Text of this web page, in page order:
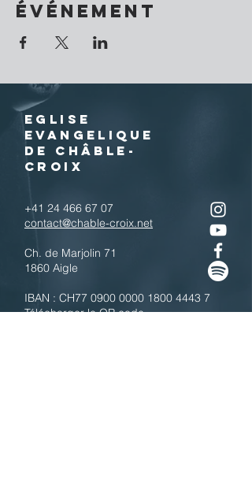
événement
EGLISE
EVANGELIQUE
DE CHÂBLE-
CROIX
+41 24 466 67 07
contact@chable-croix.net
Ch. de Marjolin 71
1860 Aigle
IBAN : CH77 0900 0000 1800 4443 7
Télécharger le QR code